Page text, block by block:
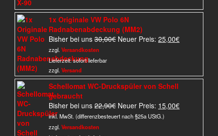
1x Originale VW Polo 6N
Radnabenabdeckung (MM2)
Bisher bei uns 30,00€ Ursprünglicher
Neuer Preis: 25,00€Aktueller
zzgl. Versandkosten
Lieferzeit:sofort lieferbar
zzgl. Versand
Schellomat WC-Druckspüler von Schell
gebraucht
Bisher bei uns 22,90€ Ursprünglicher
Preis
Neuer Preis: 15,00€Aktueller
inkl. MwSt. (differenzbesteuert nach §25a UStG.)
zzgl. Versandkosten